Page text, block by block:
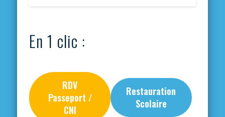
En 1 clic :
RDV
Passeport /
CNI
Restauration
Scolaire